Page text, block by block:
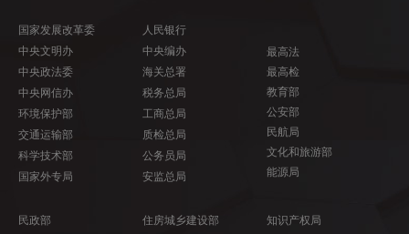
国家发展改革委
中央文明办
中央政法委
中央网信办
环境保护部
交通运输部
科学技术部
国家外专局
人民银行
中央编办
海关总署
税务总局
工商总局
质检总局
公务员局
安监总局
最高法
最高检
教育部
公安部
民航局
文化和旅游部
能源局
民政部
住房城乡建设部
知识产权局